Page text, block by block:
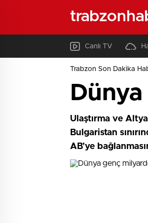
Canlı TV
Trabzon Son Dakika
Ulaştırma ve
Bulgaristan
AB’ye